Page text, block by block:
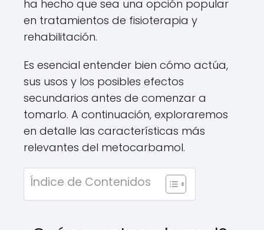
ha hecho que sea una opción popular
en tratamientos de fisioterapia y
rehabilitación.
Es esencial entender bien cómo actúa,
sus usos y los posibles efectos
secundarios antes de comenzar a
tomarlo. A continuación, exploraremos
en detalle las características más
relevantes del metocarbamol.
Índice de Contenidos